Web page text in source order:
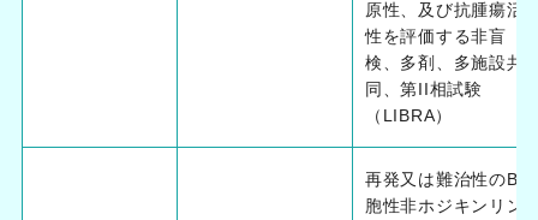
原性、及び抗腫瘍活
性を評価する非盲
検、多剤、多施設共
同、第II相試験
（LIBRA）
再発又は難治性のB細
胞性非ホジキンリン